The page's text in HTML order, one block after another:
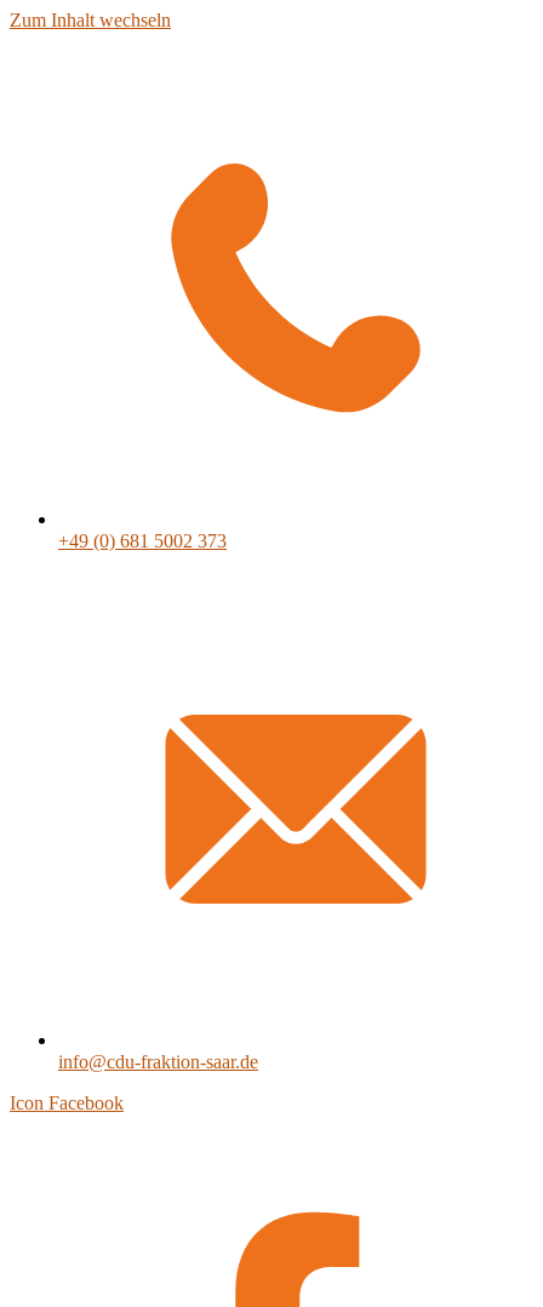
Zum Inhalt wechseln
+49 (0) 681 5002 373
info@cdu-fraktion-saar.de
Icon Facebook